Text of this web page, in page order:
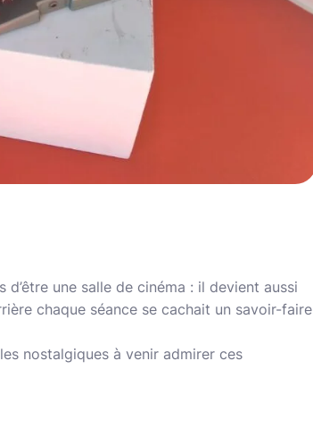
une salle de cinéma : il devient aussi
chaque séance se cachait un savoir-faire
nostalgiques à venir admirer ces